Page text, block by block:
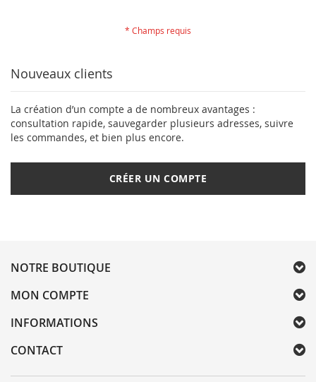
Nouveaux clients
La création d’un compte a de nombreux avantages :
consultation rapide, sauvegarder plusieurs adresses, suivre
les commandes, et bien plus encore.
CRÉER UN COMPTE
NOTRE BOUTIQUE
MON COMPTE
INFORMATIONS
CONTACT